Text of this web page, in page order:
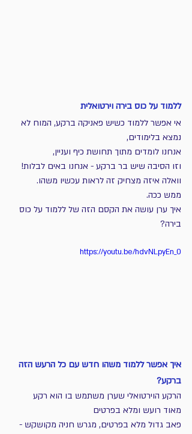
ללמוד על כוס בירה וירטואלית
אי אפשר ללמוד כשיש פאניקה ברקע, המוח לא
נמצא בלימודים,
אנחנו לומדים מתוך תחושת כיף ועניין,
וזו הסיבה שיש בר ברקע - אנחנו באים לבלות!
וואלה איזה מצחיק זה לראות עכשיו משהו.
ממש ככה.
איך ערן עושה את הקסם הזה של ללמוד על כוס
בירה?
https://youtu.be/hdvNLpyEn_0
איך אפשר ללמוד משהו חדש עם כל הרעש הזה
ברקע?
הרקע הוירטואלי שערן משתמש בו הוא רקע
מאוד רועש ומלא בפרטים
פאב גדול מלא בפרטים, מגרש חניה מקושקש -